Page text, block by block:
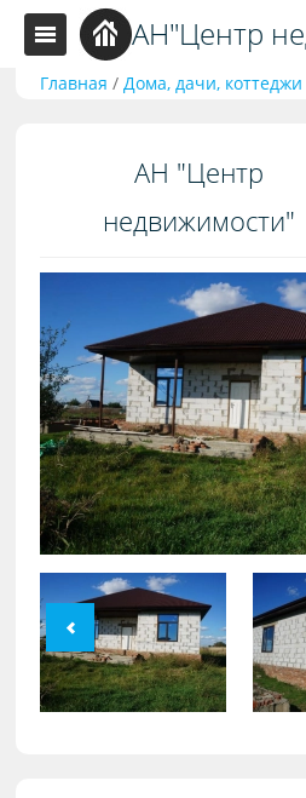
АН"Центр
Главная /Дома, дачи, коттеджи
АН "Центр
недвижимости"